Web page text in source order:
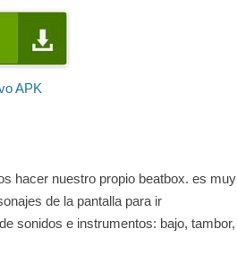
APK
hacer nuestro propio beatbox. es muy
de la pantalla para ir
sonidos e instrumentos: bajo, tambor,